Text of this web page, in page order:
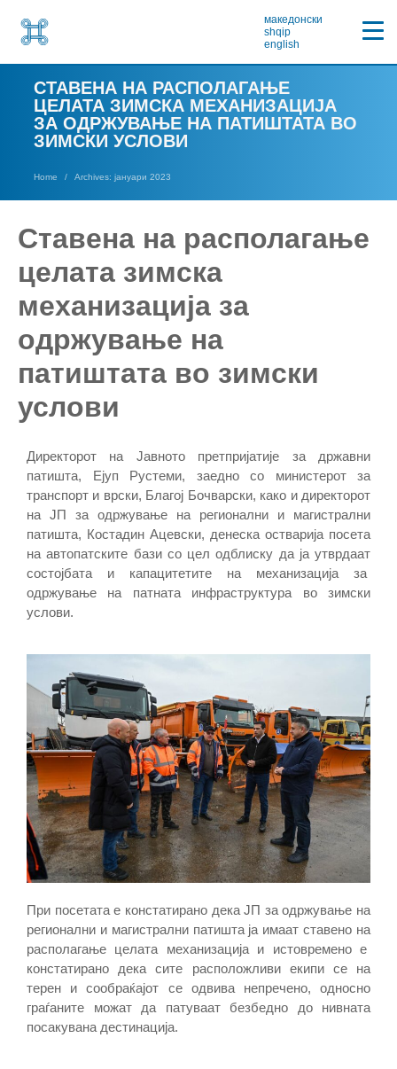
македонски
shqip
english
СТАВЕНА НА РАСПОЛАГАЊЕ
ЦЕЛАТА ЗИМСКА МЕХАНИЗАЦИЈА
ЗА ОДРЖУВАЊЕ НА ПАТИШТАТА ВО
ЗИМСКИ УСЛОВИ
Home Archives: јануари 2023
Ставена на располагање
целата зимска
механизација за
одржување на
патиштата во зимски
услови
Директорот на Јавното претпријатије за државни
патишта, Ејуп Рустеми, заедно со министерот за
транспорт и врски, Благој Бочварски, како и директорот
на ЈП за одржување на регионални и магистрални
патишта, Костадин Ацевски, денеска остварија посета
на автопатските бази со цел одблиску да ја утврдаат
состојбата и капацитетите на механизација за
одржување на патната инфраструктура во зимски
услови.
При посетата е констатирано дека ЈП за одржување на
регионални и магистрални патишта ја имаат ставено на
располагање целата механизација и истовремено е
констатирано дека сите расположливи екипи се на
терен и сообраќајот се одвива непречено, односно
граѓаните можат да патуваат безбедно до нивната
посакувана дестинација.